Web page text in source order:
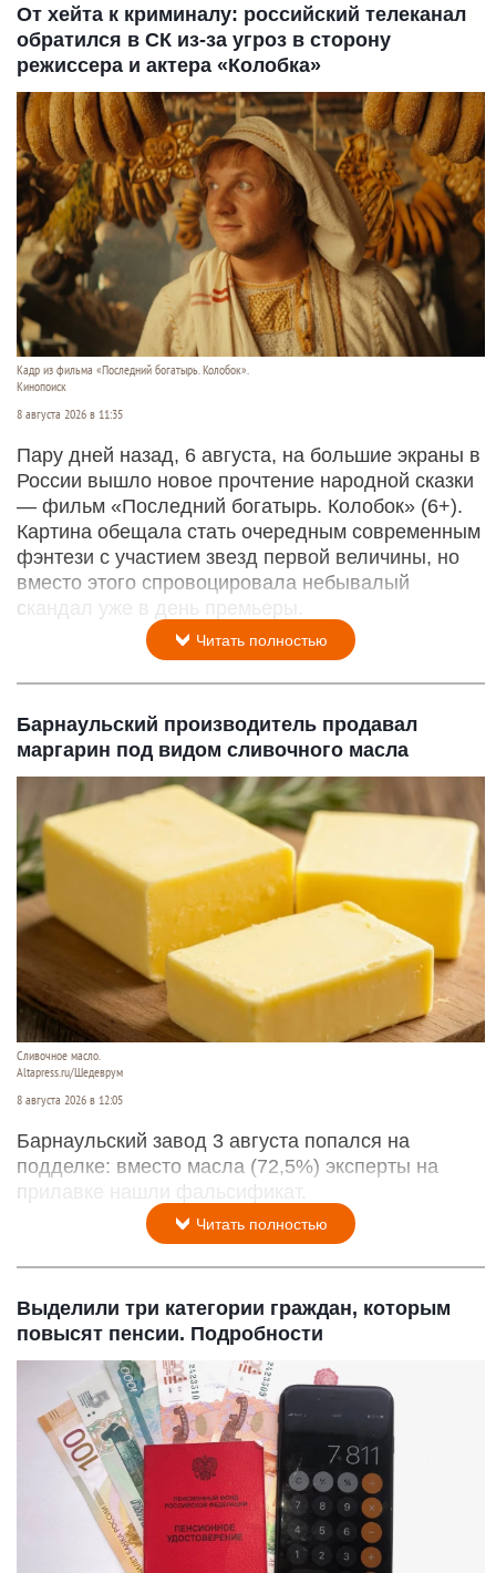
От хейта к криминалу: российский телеканал
обратился в СК из-за угроз в сторону
режиссера и актера «Колобка»
Кадр из фильма «Последний богатырь. Колобок».
Кинопоиск
8 августа 2026 в 11:35
Пару дней назад, 6 августа, на большие экраны в
России вышло новое прочтение народной сказки
— фильм «Последний богатырь. Колобок» (6+).
Картина обещала стать очередным современным
фэнтези с участием звезд первой величины, но
вместо этого спровоцировала небывалый
скандал уже в день премьеры.
Читать полностью
Барнаульский производитель продавал
маргарин под видом сливочного масла
Сливочное масло.
Altapress.ru/Шедеврум
8 августа 2026 в 12:05
Барнаульский завод 3 августа попался на
подделке: вместо масла (72,5%) эксперты на
прилавке нашли фальсификат.
Читать полностью
Выделили три категории граждан, которым
повысят пенсии. Подробности